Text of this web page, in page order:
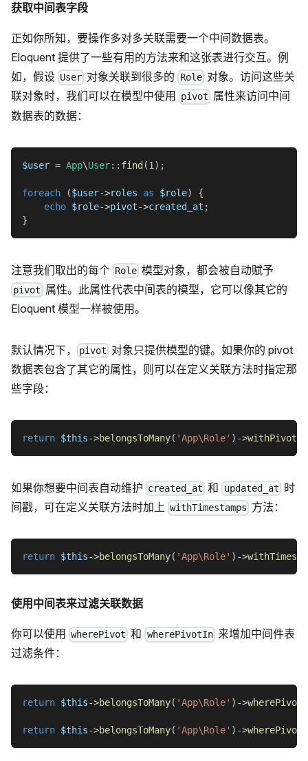
获取中间表字段
正如你所知，要操作多对多关联需要一个中间数据表。
Eloquent 提供了一些有用的方法来和这张表进行交互。例
如，假设 User 对象关联到很多的 Role对象。访问这些关
联对象时，我们可以在模型中使用
pivot 属性来访问中间
数据表的数据：
$user = App\User:: find(1 ) ;
foreach ($user->roles as $role)
{
echo $role->pivot->created_at ;
}
注意我们取出的每个 Role 模型对象，都会被自动赋予
pivot 属性。此属性代表中间表的模型，它可以像其它的
Eloquent 模型一样被使用。
默认情况下， pivot 对象只提供模型的键。如果你的 pivot
数据表包含了其它的属性，则可以在定义关联方法时指定那
些字段：
return $this->belongsToMany( 'App\Role' ) ->withPivot
如果你想要中间表自动维护 created_at 和 updated_at 时
间戳，可在定义关联方法时加上 withTimestamps 方法：
return $this->belongsToMany( 'App\Role' ) ->
使用中间表来过滤关联数据
你可以使用 wherePivot 和 wherePivotIn来增加中间件表
过滤条件：
return $this->belongsToMany( 'App\Role' ) ->wherePivot
return $this->belongsToMany( 'App\Role' ) ->